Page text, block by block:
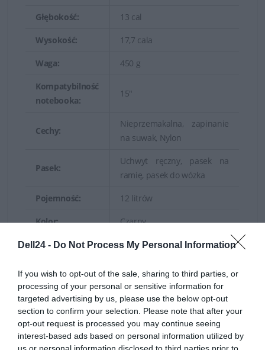
Dell24 - Do Not Process My Personal Information
If you wish to opt-out of the sale, sharing to third parties, or
processing of your personal or sensitive information for
targeted advertising by us, please use the below opt-out
section to confirm your selection. Please note that after your
opt-out request is processed you may continue seeing
interest-based ads based on personal information utilized by
us or personal information disclosed to third parties prior to
plecaka na torbie z kółkami. Wszelkiego rodzaju zszycia,
uchwyty i wyściółka, zostały wykonane w taki sposób, by
przenoszonego sprzętu.
Torby i plecaki Dell wykonane są z wodoodpornego
nylonu oraz skóry naturalnej (wybrane modele). Nylon to
bardzo wytrzymały materiał, o bardzo dobrych
właściwościach ochronnych. Nie jest podatny na
Głębokość: 13 cal
Wysokość: 17,7 cala
Waga: 450 g
Kompatybilność
notebooka:
15"
Cechy:
Nieprzemakalna, zapinanie
na suwak, Nylon
Pasek:
Uchwyt ręczny, pasek na
ramię, pasek do wózka
Pojemność: 12 litrów
Kolor: Czarny
Zastrzeżenie
koloru
produktu na
obrazku:
być innego koloru
Deklarowana waga jest wagą minimalną i może różnić się w